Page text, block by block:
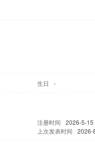
生日 -
注册时间
2026-5-15
上次发表时间 2026-